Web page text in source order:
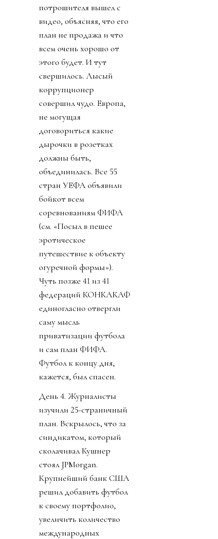
потрошителя вышел с
видео, объясняя, что его
план не продажа и что
всем очень хорошо от
этого будет. И тут
свершилось. Лысый
коррупционер
совершил чудо. Европа,
не могущая
договориться какие
дырочки в розетках
должны быть,
объединилась. Все 55
стран УЕФА объявили
бойкот всем
соревнованиям ФИФА
(см. «Посыл в пешее
эротическое
путешествие к объекту
огуречной формы»).
Чуть позже 41 из 41
федераций КОНКАКАФ
единогласно отвергли
саму мысль
приватизации футбола
и сам план ФИФА.
Футбол к концу дня,
кажется, был спасен.
День 4. Журналисты
изучили 25-страничный
план. Вскрылось, что за
синдикатом, который
сколачивал Кушнер
стоял JPMorgan.
Крупнейший банк США
решил добавить футбол
к своему портфолио,
увеличить количество
международных